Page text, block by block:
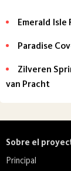
Emerald
Paradise
Zilveren
van Pracht
Sobre el
Principal